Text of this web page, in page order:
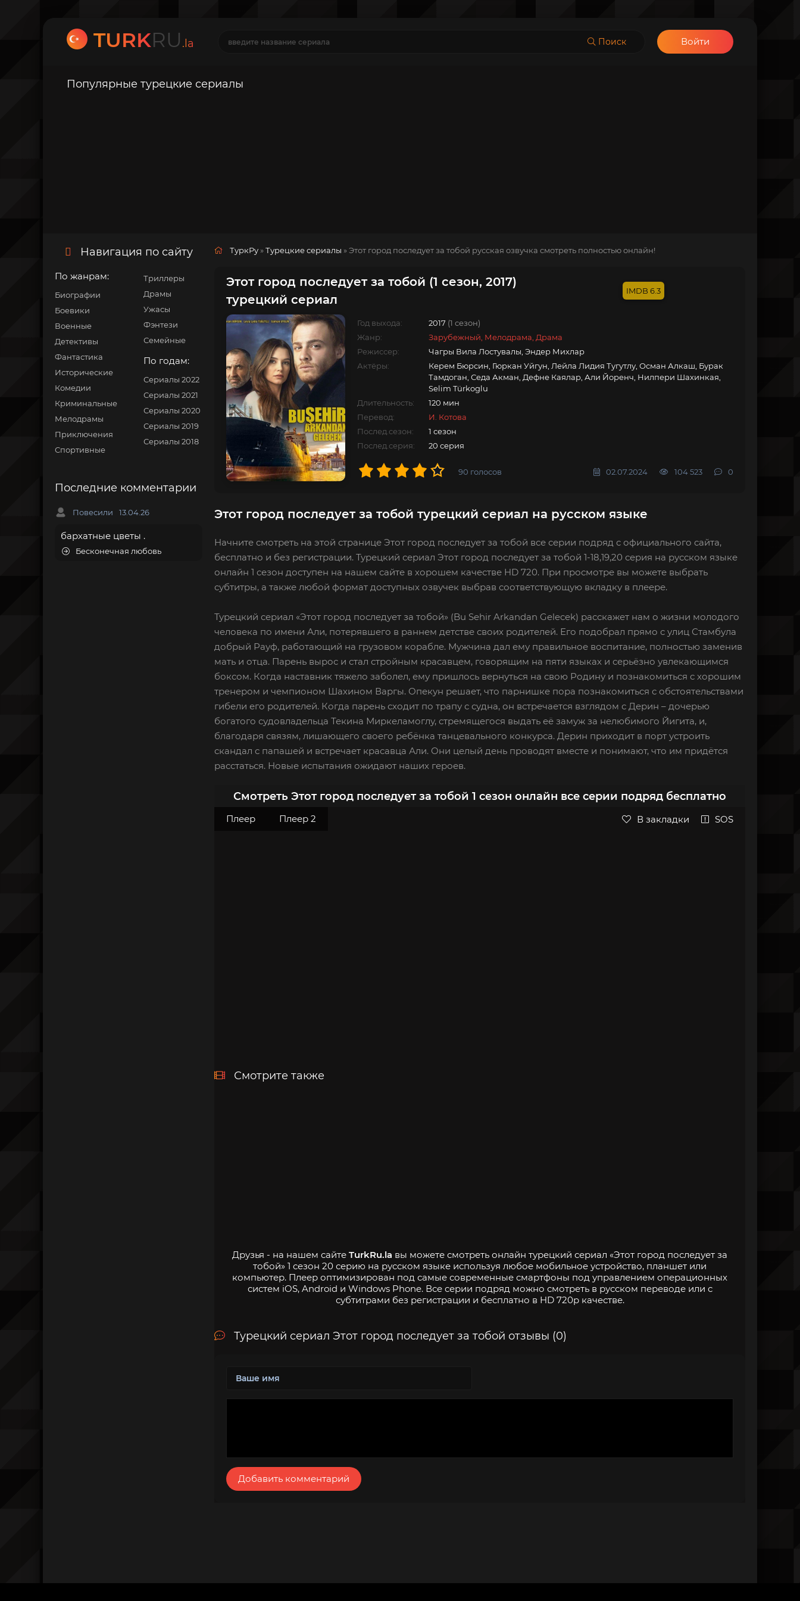
TURKRU .la Поиск Войти
Популярные турецкие сериалы
Навигация по сайту
По жанрам:
Биографии
Боевики
Военные
Детективы
Фантастика
Исторические
Комедии
Криминальные
Мелодрамы
Приключения
Спортивные
Триллеры
Драмы
Ужасы
Фэнтези
Семейные
По годам:
Сериалы 2022
Сериалы 2021
Сериалы 2020
Сериалы 2019
Сериалы 2018
Последние комментарии
Повесили 13.04.26
бархатные цветы .
Бесконечная любовь
ТуркРу »Турецкие сериалы » Этот город последует за тобой русская озвучка смотреть полностью онлайн!
Этот город последует за тобой (1 сезон, 2017)
турецкий сериал
6.3
Год выхода: 2017 (1 сезон)
Жанр:
Зарубежный, Мелодрама, Драма
Режиссер:
Чагры Вила Лостувалы, Эндер Михлар
Актёры:
Керем Бюрсин, Гюркан Уйгун, Лейла Лидия Тугутлу, Осман Алкаш, Бурак
Тамдоган, Седа Акман, Дефне Каялар, Али Йоренч, Нилпери Шахинкая,
Selim Türkoglu
Длительность:
120 мин
Перевод:
И. Котова
Послед.сезон:
1 сезон
Послед.серия:
20 серия
90 голосов 02.07.2024 104 523 0
Этот город последует за тобой турецкий сериал на русском языке
Начните смотреть на этой странице Этот город последует за тобой все серии подряд с официального сайта,
бесплатно и без регистрации. Турецкий сериал Этот город последует за тобой 1-18,19,20 серия на русском языке
онлайн 1 сезон доступен на нашем сайте в хорошем качестве HD 720. При просмотре вы можете выбрать
субтитры, а также любой формат доступных озвучек выбрав соответствующую вкладку в плеере.
Турецкий сериал «Этот город последует за тобой» (Bu Sehir Arkandan Gelecek) расскажет нам о жизни молодого
человека по имени Али, потерявшего в раннем детстве своих родителей. Его подобрал прямо с улиц Стамбула
добрый Рауф, работающий на грузовом корабле. Мужчина дал ему правильное воспитание, полностью заменив
мать и отца. Парень вырос и стал стройным красавцем, говорящим на пяти языках и серьёзно увлекающимся
боксом. Когда наставник тяжело заболел, ему пришлось вернуться на свою Родину и познакомиться с хорошим
тренером и чемпионом Шахином Варгы. Опекун решает, что парнишке пора познакомиться с обстоятельствами
гибели его родителей. Когда парень сходит по трапу с судна, он встречается взглядом с Дерин – дочерью
богатого судовладельца Текина Миркеламоглу, стремящегося выдать её замуж за нелюбимого Йигита, и,
благодаря связям, лишающего своего ребёнка танцевального конкурса. Дерин приходит в порт устроить
скандал с папашей и встречает красавца Али. Они целый день проводят вместе и понимают, что им придётся
расстаться. Новые испытания ожидают наших героев.
Смотреть Этот город последует за тобой 1 сезон онлайн все серии подряд бесплатно
Плеер Плеер 2 В закладки SOS
Смотрите также
Друзья - на нашем сайте TurkRu.la вы можете смотреть онлайн турецкий сериал «Этот город последует за
тобой» 1 сезон 20 серию на русском языке используя любое мобильное устройство, планшет или
компьютер. Плеер оптимизирован под самые современные смартфоны под управлением операционных
систем iOS, Android и Windows Phone. Все серии подряд можно смотреть в русском переводе или с
субтитрами без регистрации и бесплатно в HD 720p качестве.
Турецкий сериал Этот город последует за тобой отзывы (0)
Добавить комментарий